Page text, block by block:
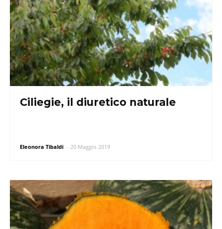
Ciliegie, il diuretico naturale
Eleonora Tibaldi - 20 Maggio 2019